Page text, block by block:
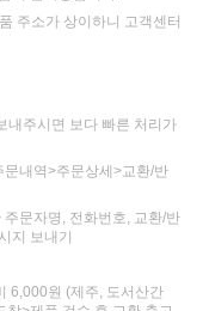
주소가 상이하니 고객센터
내주시면 보다 빠른 처리가
내역>주문상세>교환/반
문자명, 전화번호, 교환/반
지 보내기
6,000원 (제주, 도서산간